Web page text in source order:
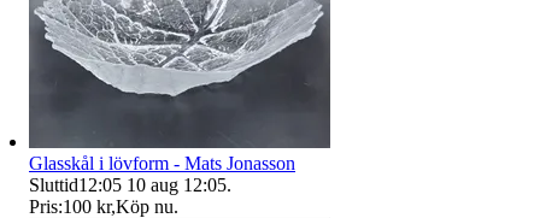
Glasskål i lövform - Mats Jonasson
Sluttid12:05 10 aug 12:05.
Pris:100 kr,Köp nu.